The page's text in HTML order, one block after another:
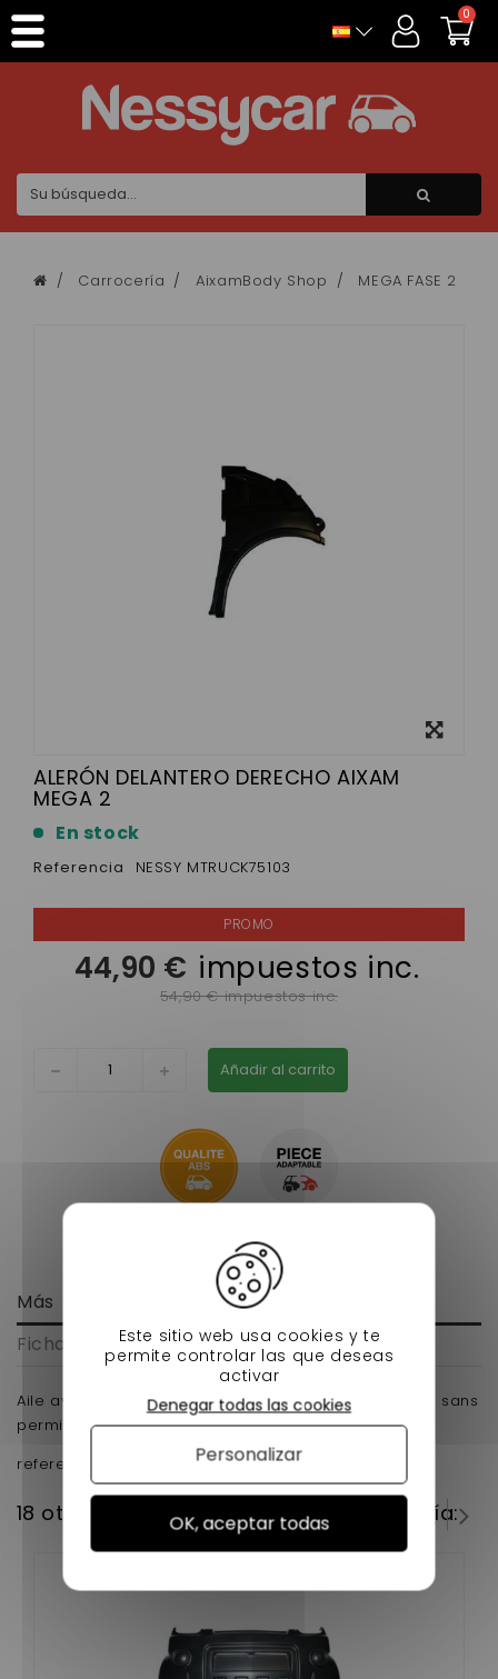
0
Carrocería AixamBody Shop MEGA FASE 2
ALERÓN DELANTERO DERECHO AIXAM
MEGA 2
En stock
Referencia NESSY MTRUCK75103
44,90 € impuestos inc.
54,90 € impuestos inc.
Añadir al carrito
Más
Ficha técnica
Aile avant droite aixam mega 2 pour fourgon voiture sans
permis en ABS pret a peindre .
reference d'origine : 7MD014
18 otros productos en la misma categoría:
Panel de gestión de cookies
Este sitio web usa cookies y te
permite controlar las que deseas
activar
OK, aceptar todas
Denegar todas las cookies
Personalizar